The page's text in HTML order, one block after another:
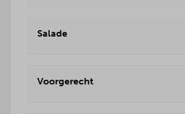
Salade
Voorgerecht